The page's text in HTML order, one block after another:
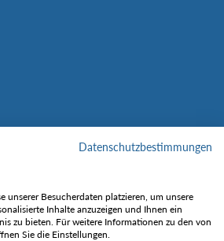
Datenschutzbestimmungen
unserer Besucherdaten platzieren, um unsere
Inhalte anzuzeigen und Ihnen ein
zu bieten. Für weitere Informationen zu den von
Sie die Einstellungen.